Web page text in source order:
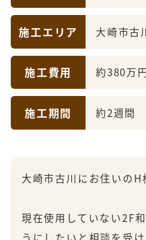
施工エリア 大崎市古
施工費用 約380万
施工期間 約2週間
大崎市古川にお住いのH
現在使用していない2F